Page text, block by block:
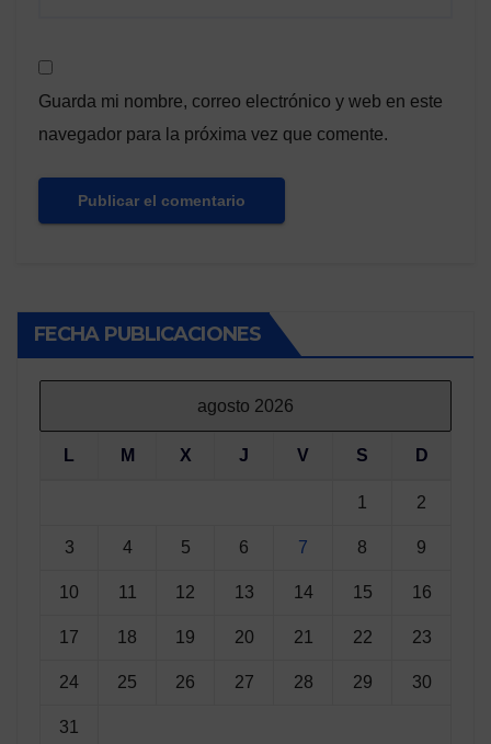
Guarda mi nombre, correo electrónico y web en este
navegador para la próxima vez que comente.
FECHA PUBLICACIONES
agosto 2026
L M X J V S D
1 2
3 4 5 6 7 8 9
10 11 12 13 14 15 16
17 18 19 20 21 22 23
24 25 26 27 28 29 30
31